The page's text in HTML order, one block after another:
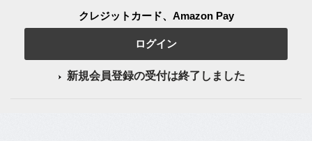
クレジットカード、Amazon Pay
ログイン
新規会員登録の受付は終了しました